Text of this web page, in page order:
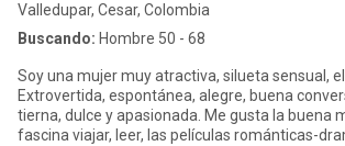
Valledupar, Cesar, Colombia
Buscando: Hombre 50 - 68
Soy una mujer muy atractiva, silueta sensual,
Extrovertida, espontánea, alegre, buena
tierna, dulce y apasionada. Me gusta la buena
fascina viajar, leer, las películas románticas-